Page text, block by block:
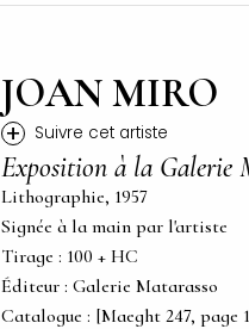
JOAN MIRO
+ Suivre cet artiste
Exposition à la Galerie
Lithographie, 1957
Signée à la main par l'artiste
Tirage : 100 + HC
Éditeur : Galerie Matarasso
Catalogue : [Maeght 247, page